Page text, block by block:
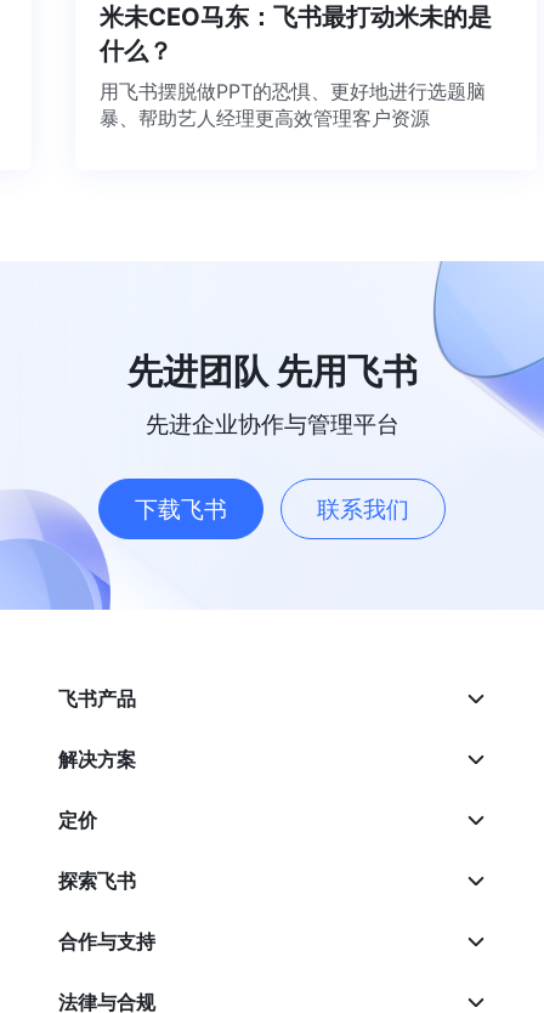
米未CEO马东：飞书最打动米未的是
什么？
用飞书摆脱做PPT的恐惧、更好地进行选题脑
暴、帮助艺人经理更高效管理客户资源
先进团队 先用飞书
先进企业协作与管理平台
下载飞书 联系我们
飞书产品
解决方案
定价
探索飞书
合作与支持
法律与合规